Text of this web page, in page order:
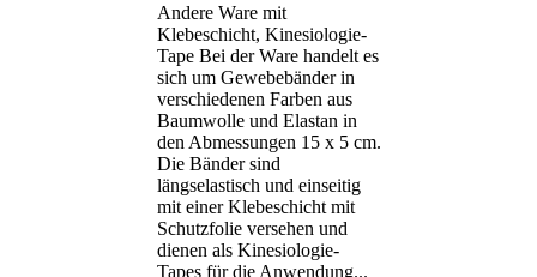
Andere Ware mit
Klebeschicht, Kinesiologie-
Tape Bei der Ware handelt es
sich um Gewebebänder in
verschiedenen Farben aus
Baumwolle und Elastan in
den Abmessungen 15 x 5 cm.
Die Bänder sind
längselastisch und einseitig
mit einer Klebeschicht mit
Schutzfolie versehen und
dienen als Kinesiologie-
Tapes für die Anwendung...